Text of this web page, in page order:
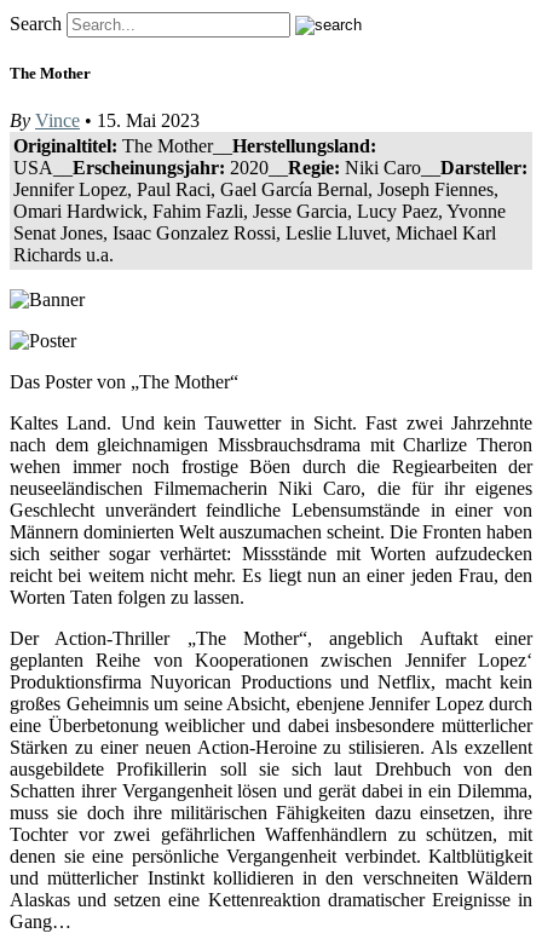
Search
The Mother
By Vince • 15. Mai 2023
Originaltitel: The Mother__ Herstellungsland:
USA__ Erscheinungsjahr: 2020__ Regie: Niki Caro__ Darsteller:
Jennifer Lopez, Paul Raci, Gael García Bernal, Joseph Fiennes,
Omari Hardwick, Fahim Fazli, Jesse Garcia, Lucy Paez, Yvonne
Senat Jones, Isaac Gonzalez Rossi, Leslie Lluvet, Michael Karl
Richards u.a.
Das Poster von „The Mother“
Kaltes Land. Und kein Tauwetter in Sicht. Fast zwei Jahrzehnte
nach dem gleichnamigen Missbrauchsdrama mit Charlize Theron
wehen immer noch frostige Böen durch die Regiearbeiten der
neuseeländischen Filmemacherin Niki Caro, die für ihr eigenes
Geschlecht unverändert feindliche Lebensumstände in einer von
Männern dominierten Welt auszumachen scheint. Die Fronten haben
sich seither sogar verhärtet: Missstände mit Worten aufzudecken
reicht bei weitem nicht mehr. Es liegt nun an einer jeden Frau, den
Worten Taten folgen zu lassen.
Der Action-Thriller „The Mother“, angeblich Auftakt einer
geplanten Reihe von Kooperationen zwischen Jennifer Lopez‘
Produktionsfirma Nuyorican Productions und Netflix, macht kein
großes Geheimnis um seine Absicht, ebenjene Jennifer Lopez durch
eine Überbetonung weiblicher und dabei insbesondere mütterlicher
Stärken zu einer neuen Action-Heroine zu stilisieren. Als exzellent
ausgebildete Profikillerin soll sie sich laut Drehbuch von den
Schatten ihrer Vergangenheit lösen und gerät dabei in ein Dilemma,
muss sie doch ihre militärischen Fähigkeiten dazu einsetzen, ihre
Tochter vor zwei gefährlichen Waffenhändlern zu schützen, mit
denen sie eine persönliche Vergangenheit verbindet. Kaltblütigkeit
und mütterlicher Instinkt kollidieren in den verschneiten Wäldern
Alaskas und setzen eine Kettenreaktion dramatischer Ereignisse in
Gang…